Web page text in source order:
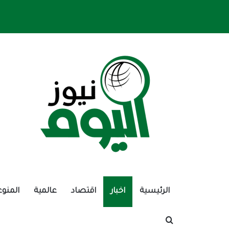
الرئيسية اخبار اقتصاد عالمية
بحث عن